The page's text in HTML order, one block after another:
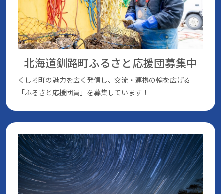
北海道釧路町ふるさと応援団募集中
くしろ町の魅⼒を広く発信し、交流・連携の輪を広げる
「ふるさと応援団員」を募集しています！